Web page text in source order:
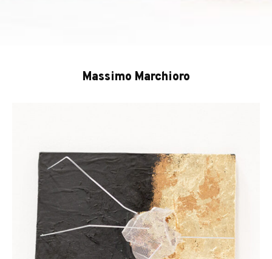
Massimo Marchioro